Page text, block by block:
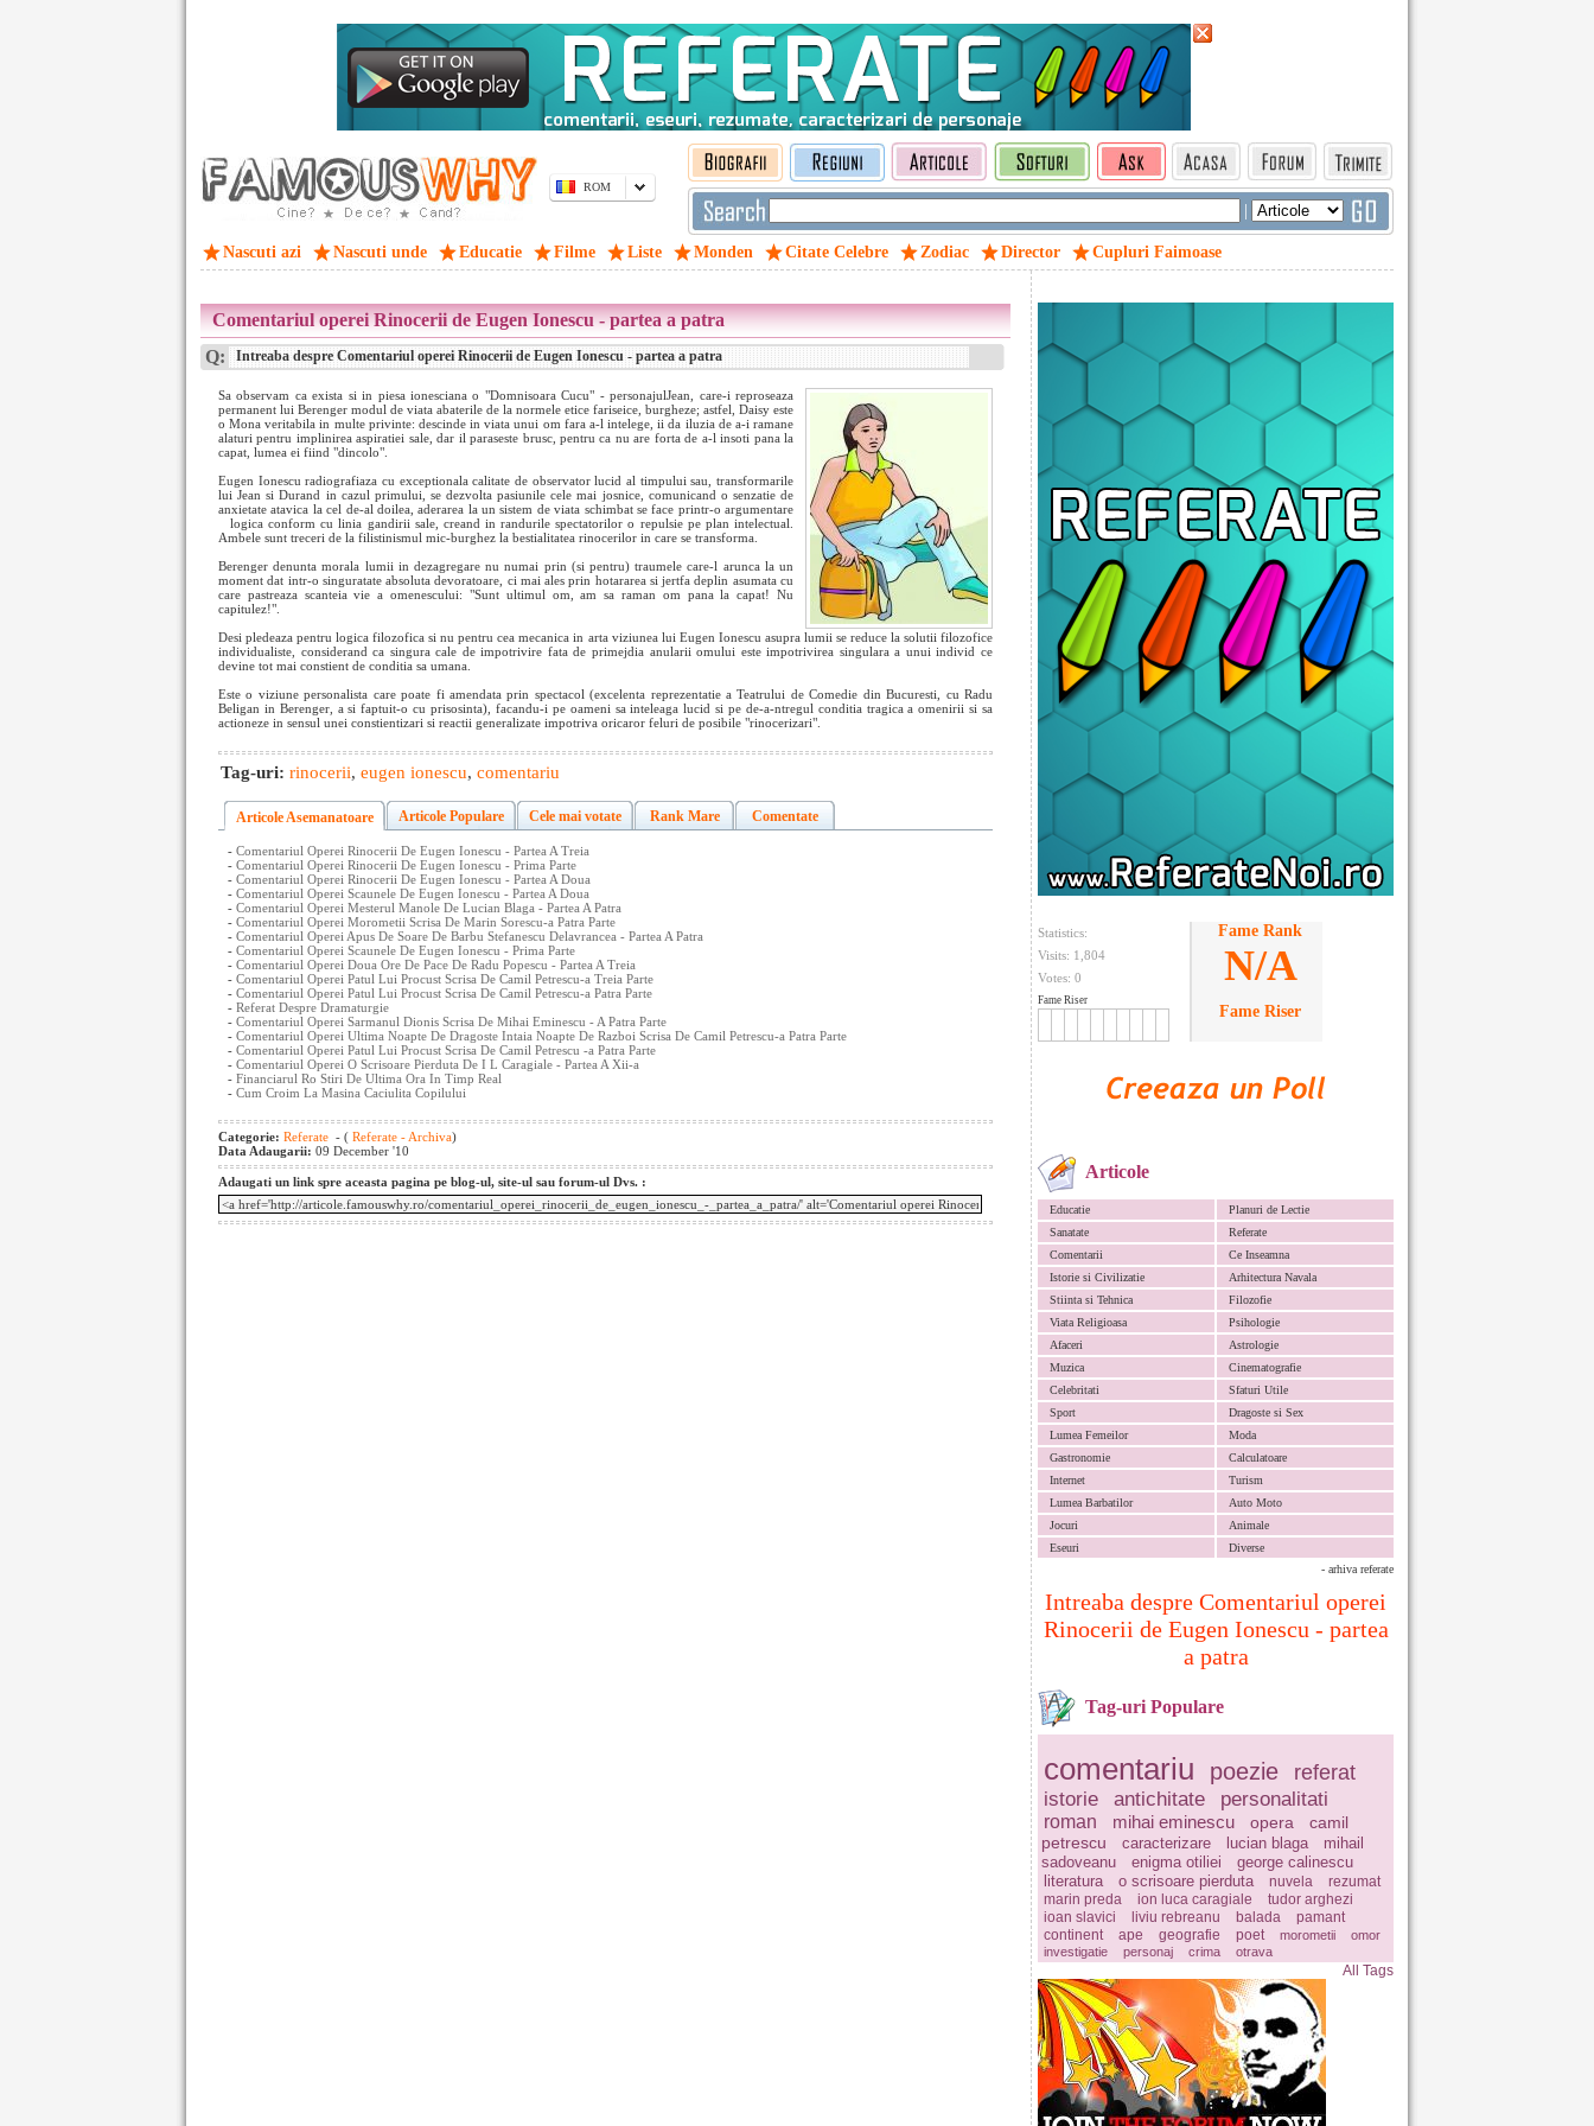
ROM
|
Nascuti azi Nascuti unde Educatie Filme Liste Monden Citate Celebre Zodiac Director Cupluri Faimoase
Statistics:
Visits: 1,804
Votes: 0
Fame Riser
Fame Rank
N/A
Fame Riser
Articole
Educatie
Planuri de Lectie
Sanatate
Referate
Comentarii
Ce Inseamna
Istorie si Civilizatie
Arhitectura Navala
Stiinta si Tehnica
Filozofie
Viata Religioasa
Psihologie
Afaceri
Astrologie
Muzica
Cinematografie
Celebritati
Sfaturi Utile
Sport
Dragoste si Sex
Lumea Femeilor
Moda
Gastronomie
Calculatoare
Internet
Turism
Lumea Barbatilor
Auto Moto
Jocuri
Animale
Eseuri
Diverse
- arhiva referate
Intreaba despre Comentariul operei
Rinocerii de Eugen Ionescu - partea
a patra
Tag-uri Populare
comentariu poezie referat
istorie antichitate personalitati
roman mihai eminescu opera
camil
petrescu
caracterizare lucian blaga
mihail
sadoveanu
enigma otiliei
george calinescu
literatura
o scrisoare pierduta nuvela
rezumat
marin preda
ion luca caragiale
tudor arghezi
ioan slavici
liviu rebreanu balada
pamant
continent
ape geografie poet morometii
omor
investigatie
personaj crima otrava
All Tags
Comentariul operei Rinocerii de Eugen Ionescu - partea a patra
Q: Intreaba despre Comentariul operei Rinocerii de Eugen Ionescu - partea a patra
Sa observam ca exista si in piesa ionesciana o "Domnisoara Cucu" - personajulJean, care-i reproseaza
permanent lui Berenger modul de viata abaterile de la normele etice fariseice, burgheze; astfel, Daisy este
o Mona veritabila in multe privinte: descinde in viata unui om fara a-l intelege, ii da iluzia de a-i ramane
alaturi pentru implinirea aspiratiei sale, dar il paraseste brusc, pentru ca nu are forta de a-l insoti pana la
capat, lumea ei fiind "dincolo".
Eugen Ionescu radiografiaza cu exceptionala calitate de observator lucid al timpului sau, transformarile
lui Jean si Durand in cazul primului, se dezvolta pasiunile cele mai josnice, comunicand o senzatie de
anxietate atavica la cel de-al doilea, aderarea la un sistem de viata schimbat se face printr-o argumentare
logica conform culinia gandirii sale, creand in randurile spectatorilor o repulsie pe plan intelectual.
Ambele sunt treceri de la filistinismul mic-burghez la bestialitatea rinocerilor in care se transforma.
Berenger denunta morala lumii in dezagregare nu numai prin (si pentru) traumele care-l arunca la un
moment dat intr-o singuratate absoluta devoratoare, ci mai ales prin hotararea si jertfa deplin asumata cu
care pastreaza scanteia vie a omenescului: "Sunt ultimul om, am sa raman om pana la capat! Nu
capitulez!".
Desi pledeaza pentru logica filozofica si nu pentru cea mecanica in arta viziunea lui Eugen Ionescu asupra lumii se reduce la solutii filozofice
individualiste, considerand ca singura cale de impotrivire fata de primejdia anularii omului este impotrivirea singulara a unui individ ce
devine tot mai constient de conditia sa umana.
Este o viziune personalista care poate fi amendata prin spectacol (excelenta reprezentatie a Teatrului de Comedie din Bucuresti, cu Radu
Beligan in Berenger, a si faptuit-o cu prisosinta), facandu-i pe oameni sa inteleaga lucid si pe de-a-ntregul conditia tragica a omenirii si sa
actioneze in sensul unei constientizari si reactii generalizate impotriva oricaror feluri de posibile "rinocerizari".
Tag-uri: rinocerii, eugen ionescu, comentariu
Articole Asemanatoare Articole Populare Cele mai votate Rank Mare Comentate
- Comentariul Operei Rinocerii De Eugen Ionescu - Partea A Treia
- Comentariul Operei Rinocerii De Eugen Ionescu - Prima Parte
- Comentariul Operei Rinocerii De Eugen Ionescu - Partea A Doua
- Comentariul Operei Scaunele De Eugen Ionescu - Partea A Doua
- Comentariul Operei Mesterul Manole De Lucian Blaga - Partea A Patra
- Comentariul Operei Morometii Scrisa De Marin Sorescu-a Patra Parte
- Comentariul Operei Apus De Soare De Barbu Stefanescu Delavrancea - Partea A Patra
- Comentariul Operei Scaunele De Eugen Ionescu - Prima Parte
- Comentariul Operei Doua Ore De Pace De Radu Popescu - Partea A Treia
- Comentariul Operei Patul Lui Procust Scrisa De Camil Petrescu-a Treia Parte
- Comentariul Operei Patul Lui Procust Scrisa De Camil Petrescu-a Patra Parte
- Referat Despre Dramaturgie
- Comentariul Operei Sarmanul Dionis Scrisa De Mihai Eminescu - A Patra Parte
- Comentariul Operei Ultima Noapte De Dragoste Intaia Noapte De Razboi Scrisa De Camil Petrescu-a Patra Parte
- Comentariul Operei Patul Lui Procust Scrisa De Camil Petrescu -a Patra Parte
- Comentariul Operei O Scrisoare Pierduta De I L Caragiale - Partea A Xii-a
- Financiarul Ro Stiri De Ultima Ora In Timp Real
- Cum Croim La Masina Caciulita Copilului
Categorie: Referate - ( Referate - Archiva)
Data Adaugarii: 09 December '10
Adaugati un link spre aceasta pagina pe blog-ul, site-ul sau forum-ul Dvs. :